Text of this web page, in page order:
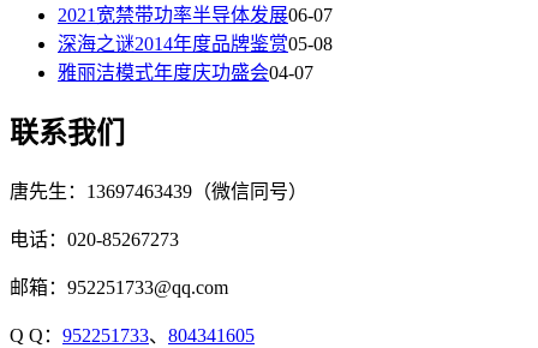
2021宽禁带功率半导体发展06-07
深海之谜2014年度品牌鉴赏05-08
雅丽洁模式年度庆功盛会04-07
联系我们
唐先生：13697463439（微信同号）
电话：020-85267273
邮箱：952251733@qq.com
Q Q： 952251733、 804341605